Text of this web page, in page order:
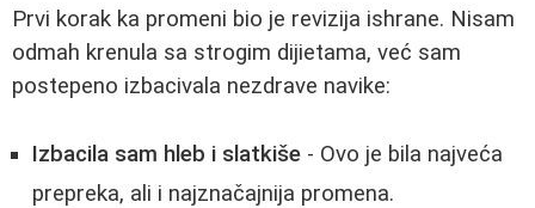
Prvi korak ka promeni bio je revizija ishrane. Nisam
odmah krenula sa strogim dijietama, već sam
postepeno izbacivala nezdrave navike:
Izbacila sam hleb i slatkiše - Ovo je bila najveća
prepreka, ali i najznačajnija promena.